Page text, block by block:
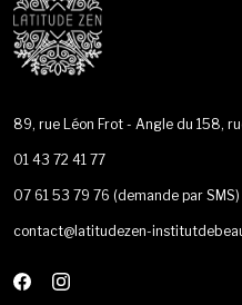
89, rue Léon Frot - Angle du 158,
01 43 72 41 77
07 61 53 79 76 (demande par SMS)
contact@latitudezen-